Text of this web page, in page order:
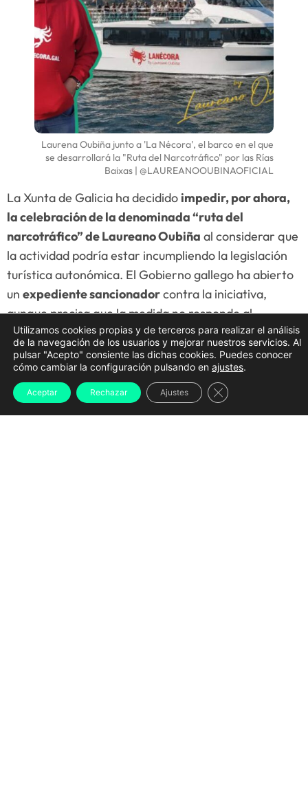
Laurena Oubiña junto a 'La Nécora', el barco en el que
se desarrollará la "Ruta del Narcotráfico" por las Rías
Baixas | @LAUREANOOUBINAOFICIAL
La Xunta de Galicia ha decidido impedir, por ahora,
la celebración de la denominada “ruta del
narcotráfico” de Laureano Oubiña al considerar que
la actividad podría estar incumpliendo la legislación
turística autonómica. El Gobierno gallego ha abierto
un expediente sancionadorcontra la iniciativa,
aunque precisa que la medida no responde al
contenido del relato ni a la figura del antiguo
narcotraficante, sino a la forma en la que se está
comercializando el producto.
La inspección de Turismo concluye que la propuesta
reúne las características de unpaquete turístico, ya
Utilizamos cookies propias y de terceros para realizar el análisis
de la navegación de los usuarios y mejorar nuestros servicios. Al
pulsar "Acepto" consiente las dichas cookies. Puedes conocer
cómo cambiar la configuración pulsando en ajustes.
Aceptar Rechazar Ajustes Cerrar el banner de